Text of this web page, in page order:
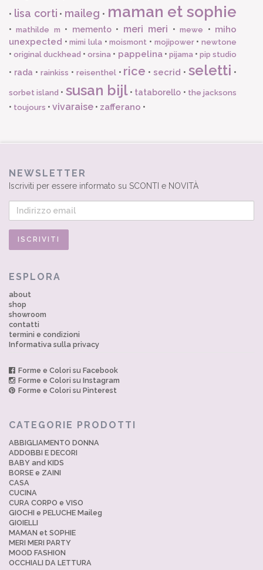
• lisa corti • maileg • maman et sophie
•mathilde m • memento• meri meri •mewe • miho
unexpected •mimi lula •moismont • mojipower•newtone
•original duckhead •orsina • pappelina• pijama • pip studio
• rada • rainkiss • reisenthel• rice •secrid •seletti •
sorbet island • susan bijl• tataborello • the jacksons
• toujours • vivaraise • zafferano •
NEWSLETTER
Iscriviti per essere informato su SCONTI e NOVITÀ
ESPLORA
about
shop
showroom
contatti
termini e condizioni
Informativa sulla privacy
Forme e Colori su Facebook
Forme e Colori su Instagram
Forme e Colori su Pinterest
CATEGORIE PRODOTTI
ABBIGLIAMENTO DONNA
ADDOBBI E DECORI
BABY and KIDS
BORSE e ZAINI
CASA
CUCINA
CURA CORPO e VISO
GIOCHI e PELUCHE Maileg
GIOIELLI
MAMAN et SOPHIE
MERI MERI PARTY
MOOD FASHION
OCCHIALI DA LETTURA